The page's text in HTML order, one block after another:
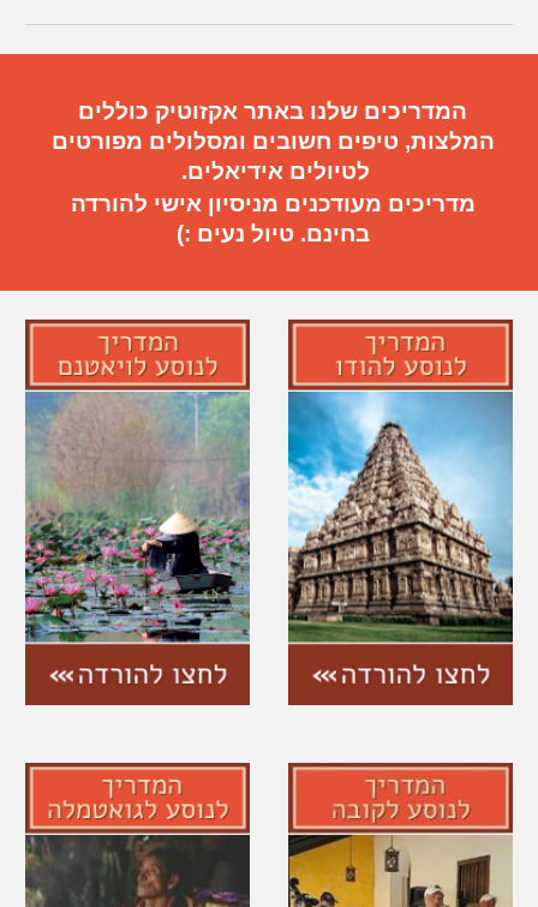
המדריכים שלנו באתר אקזוטיק כוללים
המלצות, טיפים חשובים ומסלולים מפורטים
לטיולים אידיאלים.
מדריכים מעודכנים מניסיון אישי להורדה
בחינם. טיול נעים :)